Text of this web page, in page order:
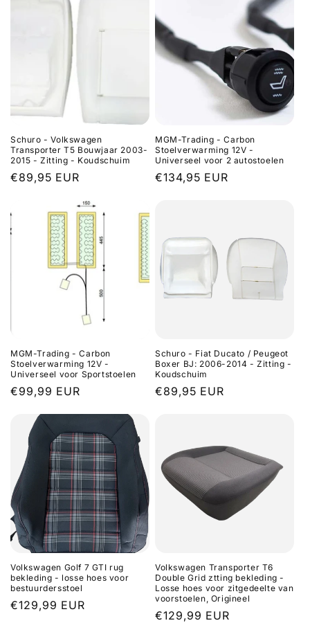
Schuro - Volkswagen
Transporter T5 Bouwjaar 2003-
2015 - Zitting - Koudschuim
Regular
€89,95 EUR
MGM-Trading - Carbon
Stoelverwarming 12V -
Universeel voor 2 autostoelen
Regular
€134,95 EUR
MGM-Trading - Carbon
Stoelverwarming 12V -
Universeel voor Sportstoelen
Regular
€99,99 EUR
Schuro - Fiat Ducato / Peugeot
Boxer BJ: 2006-2014 - Zitting -
Koudschuim
Regular
€89,95 EUR
Volkswagen Golf 7 GTI rug
bekleding - losse hoes voor
bestuurdersstoel
Regular
€129,99 EUR
Volkswagen Transporter T6
Double Grid ztting bekleding -
Losse hoes voor zitgedeelte van
voorstoelen, Origineel
Regular
€129,99 EUR